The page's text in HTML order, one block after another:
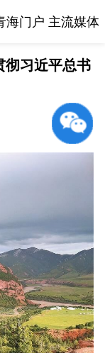
海门户 主流媒体
彻习近平总书